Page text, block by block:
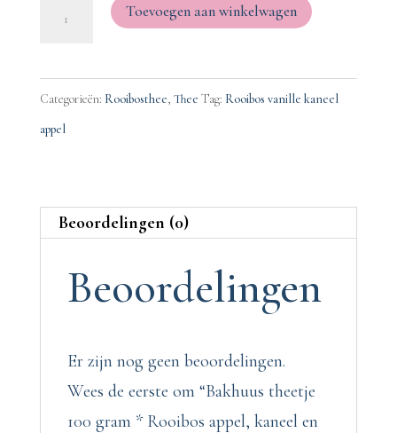
gram
*
kaneel
vanille
Toevoegen aan winkelwagen
Categorieën: Rooibosthee, Thee Tag: Rooibos vanille kaneel
appel
Beoordelingen (0)
Beoordelingen
Er zijn nog geen beoordelingen.
Wees de eerste om “Bakhuus theetje
100 gram * Rooibos appel, kaneel en